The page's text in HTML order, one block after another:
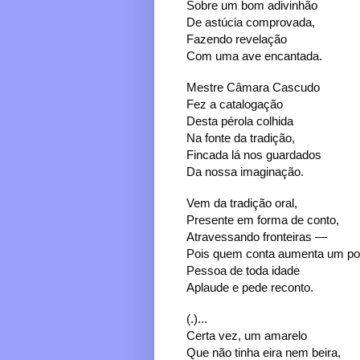
Sobre um bom adivinhão
De astúcia comprovada,
Fazendo revelação
Com uma ave encantada.
Mestre Câmara Cascudo
Fez a catalogação
Desta pérola colhida
Na fonte da tradição,
Fincada lá nos guardados
Da nossa imaginação.
Vem da tradição oral,
Presente em forma de conto,
Atravessando fronteiras —
Pois quem conta aumenta um
Pessoa de toda idade
Aplaude e pede reconto.
(.)...
Certa vez, um amarelo
Que não tinha eira nem beira,